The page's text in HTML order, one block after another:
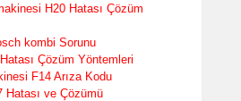
H20 Hatası Çözüm
kombi Sorunu
Çözüm Yöntemleri
F14 Arıza Kodu
Hatası ve Çözümü